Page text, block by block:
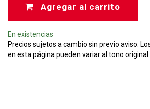
Agregar al carrito
En existencias
Precios sujetos a cambio sin previo aviso.
en esta página pueden variar al tono original